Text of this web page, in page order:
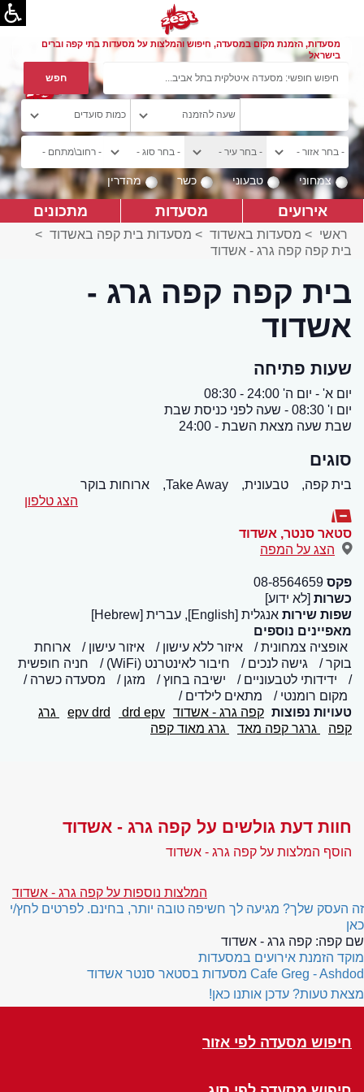
מסעדות, הזמנת מקום במסעדה, חיפוש והמלצות על מסעדות בתי קפה וברים
בישראל
צמחוני טבעוני כשר מהדרין
אירועים מסעדות מתכונים
ראשי > מסעדות באשדוד > מסעדות בית קפה באשדוד >
בית קפה קפה גרג - אשדוד
בית קפה קפה גרג -
אשדוד
שעות פתיחה
יום א' - יום ה' 24:00 - 08:30
יום ו' 08:30 - שעה לפני כניסת שבת
שבת שעה מצאת השבת - 24:00
סוגים
בית קפה, טבעונית, Take Away,
ארוחות בוקר
הצג טלפון
סטאר סנטר, אשדוד
הצג על המפה
פקס 08-8564659
כשרות [לא ידוע]
שפות שירות אנגלית [English], עברית [Hebrew]
מאפיינים נוספים
אופציה צמחונית
איזור ללא עישון איזור עישון
ארוחת
בוקר
גישה לנכים חיבור לאינטרנט (WiFi)
חניה חופשית
ידידותי לטבעוניים
ישיבה בחוץ מזגן
מסעדה כשרה
מקום רומנטי
מתאים לילדים
טעויות נפוצות קפה גרג - אשדוד epv drd drd epv
גרג
קפה
גרגר קפה מאד גרג מאוד קפה
חוות דעת גולשים על קפה גרג - אשדוד
הוסף המלצות על קפה גרג - אשדוד
המלצות נוספות על קפה גרג - אשדוד
זה העסק שלך? מגיעה לך חשיפה טובה יותר, בחינם. לפרטים לחץ/י
כאן
שם קפה: קפה גרג - אשדוד
מוקד הזמנת אירועים במסעדות
Cafe Greg - Ashdod מסעדות בסטאר סנטר אשדוד
מצאת טעות? עדכן אותנו כאן!
חיפוש מסעדה לפי אזור